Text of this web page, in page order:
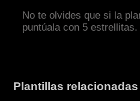
No te olvides que si la
puntúala con 5 estrellitas.
Plantillas